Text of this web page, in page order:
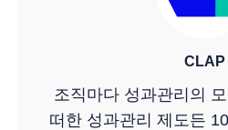
CLAP
조직마다 성과관리의
떠한 성과관리 제도든